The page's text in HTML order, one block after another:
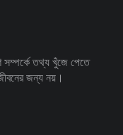
সম্পর্কে তথ্য খুঁজে পেতে
জন্য নয়।